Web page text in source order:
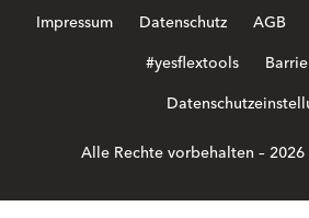
Impressum Datenschutz AGB
#yesflextools
Alle Rechte vorbehalten –